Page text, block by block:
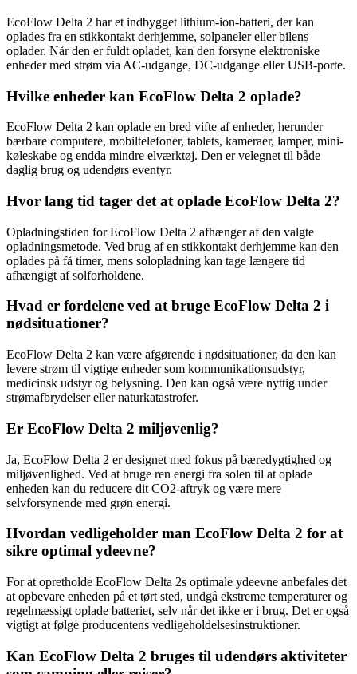
EcoFlow Delta 2 har et indbygget lithium-ion-batteri, der kan
oplades fra en stikkontakt derhjemme, solpaneler eller bilens
oplader. Når den er fuldt opladet, kan den forsyne elektroniske
enheder med strøm via AC-udgange, DC-udgange eller USB-porte.
Hvilke enheder kan EcoFlow Delta 2 oplade?
EcoFlow Delta 2 kan oplade en bred vifte af enheder, herunder
bærbare computere, mobiltelefoner, tablets, kameraer, lamper, mini-
køleskabe og endda mindre elværktøj. Den er velegnet til både
daglig brug og udendørs eventyr.
Hvor lang tid tager det at oplade EcoFlow Delta 2?
Opladningstiden for EcoFlow Delta 2 afhænger af den valgte
opladningsmetode. Ved brug af en stikkontakt derhjemme kan den
oplades på få timer, mens solopladning kan tage længere tid
afhængigt af solforholdene.
Hvad er fordelene ved at bruge EcoFlow Delta 2 i
nødsituationer?
EcoFlow Delta 2 kan være afgørende i nødsituationer, da den kan
levere strøm til vigtige enheder som kommunikationsudstyr,
medicinsk udstyr og belysning. Den kan også være nyttig under
strømafbrydelser eller naturkatastrofer.
Er EcoFlow Delta 2 miljøvenlig?
Ja, EcoFlow Delta 2 er designet med fokus på bæredygtighed og
miljøvenlighed. Ved at bruge ren energi fra solen til at oplade
enheden kan du reducere dit CO2-aftryk og være mere
selvforsynende med grøn energi.
Hvordan vedligeholder man EcoFlow Delta 2 for at
sikre optimal ydeevne?
For at opretholde EcoFlow Delta 2s optimale ydeevne anbefales det
at opbevare enheden på et tørt sted, undgå ekstreme temperaturer og
regelmæssigt oplade batteriet, selv når det ikke er i brug. Det er også
vigtigt at følge producentens vedligeholdelsesinstruktioner.
Kan EcoFlow Delta 2 bruges til udendørs aktiviteter